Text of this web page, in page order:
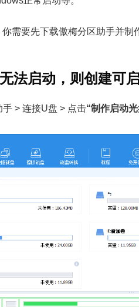
需要先下载傲梅分区助手并
法启动，则创建可
> 连接U盘 > 点击“制作启动光